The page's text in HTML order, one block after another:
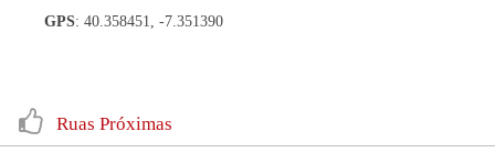
GPS: 40.358451, -7.351390
Ruas Próximas